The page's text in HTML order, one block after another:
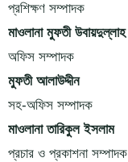
প্রশিক্ষণ সম্পাদক
মাওলানা মুফতী উবায়দুল্লাহ
অফিস সম্পাদক
মুফতী আলাউদ্দীন
সহ-অফিস সম্পাদক
মাওলানা তারিকুল ইসলাম
প্রচার ও প্রকাশনা সম্পাদক